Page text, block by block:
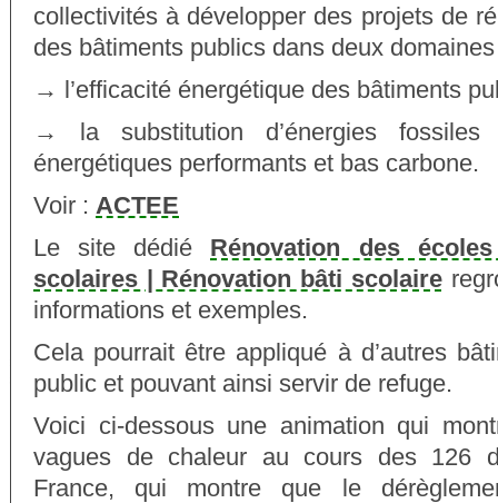
collectivités à développer des projets de
des bâtiments publics dans deux
→ l’efficacité énergétique des bâtiments
→ la substitution d’énergies
énergétiques performants et bas carbone.
Voir : ACTEE
Le site dédié Rénovation des
scolaires | Rénovation bâti scolaire
informations et exemples.
Cela pourrait être appliqué à d’autres
public et pouvant ainsi servir de refuge.
Voici ci-dessous une animation qui
vagues de chaleur au cours des 126
France, qui montre que le